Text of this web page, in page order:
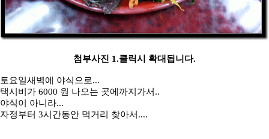
첨부사진 1.클릭시 확대됩니다.
토요일새벽에 야식으로...
택시비가 6000 원 나오는 곳에까지가서..
야식이 아니라...
자정부터 3시간동안 먹거리 찾아서....